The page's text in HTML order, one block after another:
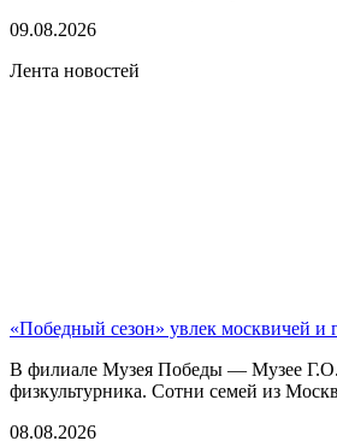
09.08.2026
Лента новостей
«Победный сезон» увлек москвичей и
В филиале Музея Победы — Музее
физкультурника. Сотни семей из
08.08.2026